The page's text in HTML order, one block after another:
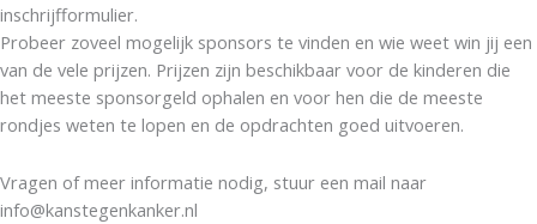
inschrijfformulier.
Probeer zoveel mogelijk sponsors te vinden en wie weet win jij een
van de vele prijzen. Prijzen zijn beschikbaar voor de kinderen die
het meeste sponsorgeld ophalen en voor hen die de meeste
rondjes weten te lopen en de opdrachten goed uitvoeren.
Vragen of meer informatie nodig, stuur een mail naar
info@kanstegenkanker.nl